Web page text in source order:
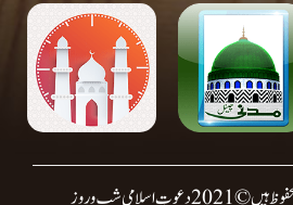
اسلامی شب وروز